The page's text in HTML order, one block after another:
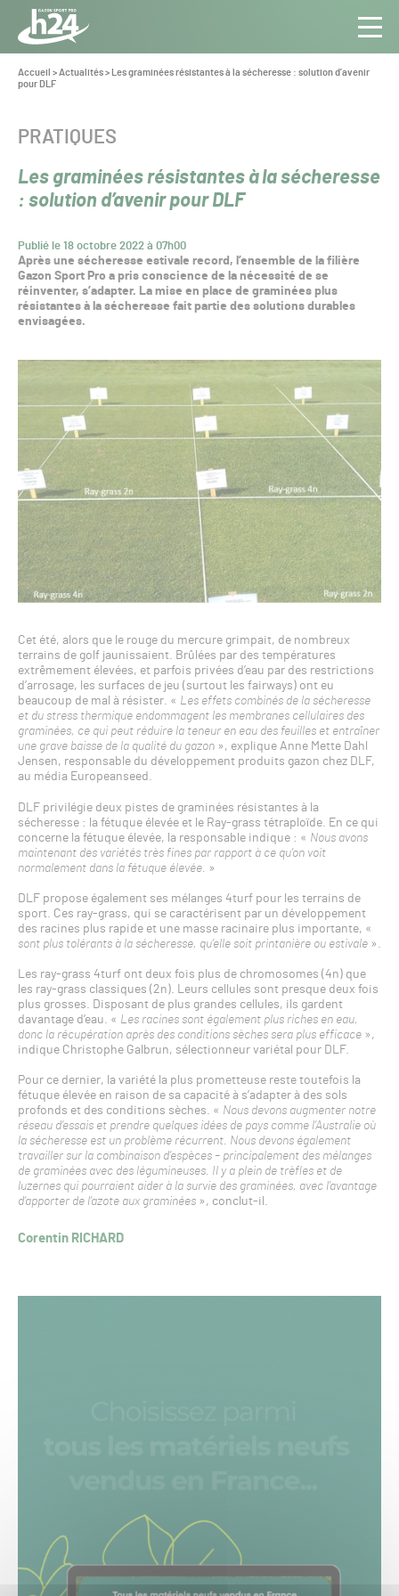
Panneau de gestion des cookies
Aller au contenu
Toute
l’info
du Gazon
Vous
êtes
Accueil >Actualités>
Les graminées résistantes à la sécheresse : solution d’avenir
pour DLF
Les graminées résistantes à la sécheresse
: solution d’avenir pour DLF
Publié le 18 octobre 2022 à 07h00
CATÉGORIE :
PRATIQUES
Après une sécheresse estivale record, l’ensemble de la filière
Gazon Sport Pro a pris conscience de la nécessité de se
réinventer, s’adapter. La mise en place de graminées plus
résistantes à la sécheresse fait partie des solutions durables
envisagées.
Cet été, alors que le rouge du mercure grimpait, de nombreux
terrains de golf jaunissaient. Brûlées par des températures
extrêmement élevées, et parfois privées d’eau par des restrictions
d’arrosage, les surfaces de jeu (surtout les fairways) ont eu
beaucoup de mal à résister. « Les effets combinés de la sécheresse
et du stress thermique endommagent les membranes cellulaires des
graminées, ce qui peut réduire la teneur en eau des feuilles et entraîner
une grave baisse de la qualité du gazon», explique Anne Mette Dahl
Jensen, responsable du développement produits gazon chez DLF,
au média Europeanseed.
DLF privilégie deux pistes de graminées résistantes à la
sécheresse : la fétuque élevée et le Ray-grass tétraploïde. En ce qui
concerne la fétuque élevée, la responsable indique : « Nous avons
maintenant des variétés très fines par rapport à ce qu’on voit
normalement dans la fétuque élevée. »
DLF propose également ses mélanges 4turf pour les terrains de
sport. Ces ray-grass, qui se caractérisent par un développement
des racines plus rapide et une masse racinaire plus importante, «
sont plus tolérants à la sécheresse, qu’elle soit printanière ou estivale».
Les ray-grass 4turf ont deux fois plus de chromosomes (4n) que
les ray-grass classiques (2n). Leurs cellules sont presque deux fois
plus grosses. Disposant de plus grandes cellules, ils gardent
davantage d’eau. « Les racines sont également plus riches en eau,
donc la récupération après des conditions sèches sera plus efficace»,
indique Christophe Galbrun, sélectionneur variétal pour DLF.
Pour ce dernier, la variété la plus prometteuse reste toutefois la
fétuque élevée en raison de sa capacité à s’adapter à des sols
profonds et des conditions sèches. « Nous devons augmenter notre
réseau d’essais et prendre quelques idées de pays comme l’Australie où
la sécheresse est un problème récurrent. Nous devons également
travailler sur la combinaison d’espèces – principalement des mélanges
de graminées avec des légumineuses. Il y a plein de trèfles et de
luzernes qui pourraient aider à la survie des graminées, avec l’avantage
d’apporter de l’azote aux graminées», conclut-il.
Corentin RICHARD